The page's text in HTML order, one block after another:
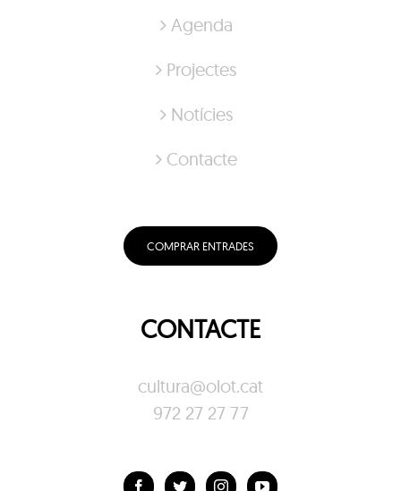
Agenda
Projectes
Notícies
Contacte
COMPRAR ENTRADES
CONTACTE
cultura@olot.cat
972 27 27 77